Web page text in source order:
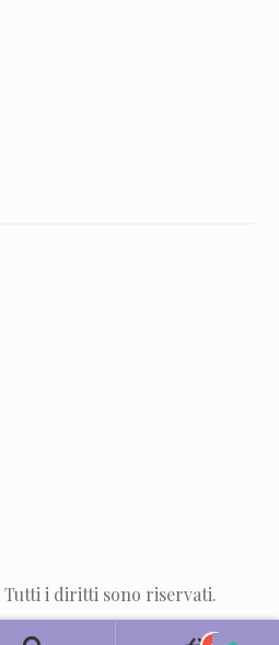
Tutti i diritti sono riservati.